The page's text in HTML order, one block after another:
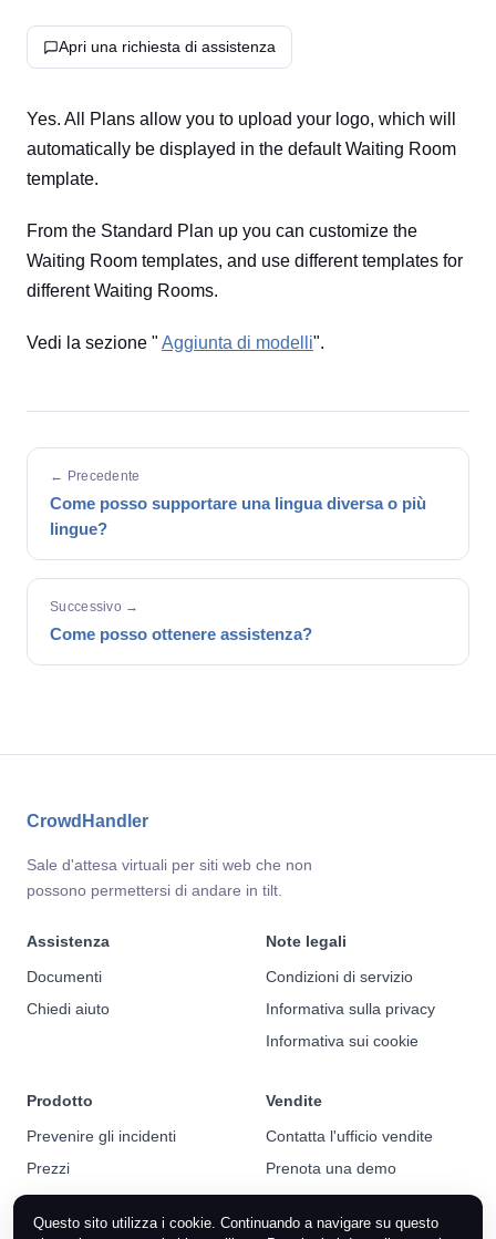
Apri una richiesta di assistenza
Yes. All Plans allow you to upload your logo, which will
automatically be displayed in the default Waiting Room
template.
From the Standard Plan up you can customize the
Waiting Room templates, and use different templates for
different Waiting Rooms.
Vedi la sezione " Aggiunta di modelli".
← Precedente
Come posso supportare una lingua diversa o più
lingue?
Successivo →
Come posso ottenere assistenza?
CrowdHandler
Sale d'attesa virtuali per siti web che non
possono permettersi di andare in tilt.
Assistenza
Documenti
Chiedi aiuto
Note legali
Condizioni di servizio
Informativa sulla privacy
Informativa sui cookie
Prodotto
Prevenire gli incidenti
Prezzi
Notizie
Vendite
Contatta l'ufficio vendite
Prenota una demo
Questo sito utilizza i cookie. Continuando a navigare su questo